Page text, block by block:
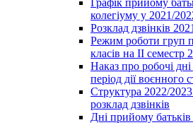
Графік прийому
колегіуму у 2021/
Розклад дзвінків
Режим роботи груп
класів на ІІ семестр
Наказ про робочі
період дії воєнного
Структура 2022/
розклад дзвінків
Дні прийому батьків